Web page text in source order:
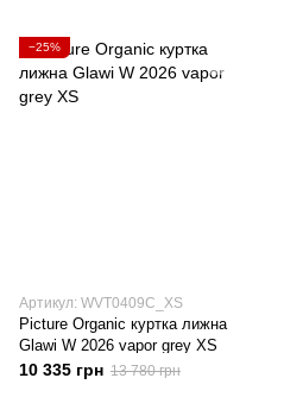
−25%
Артикул: WVT0409C_XS
Picture Organic куртка лижна
Glawi W 2026 vapor grey XS
10 335 грн 13 780 грн